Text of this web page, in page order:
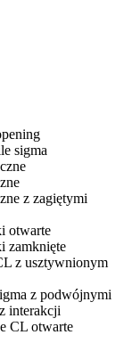
sigma
z zagiętymi
otwarte
zamknięte
z usztywnionym
z podwójnymi
interakcji
CL otwarte